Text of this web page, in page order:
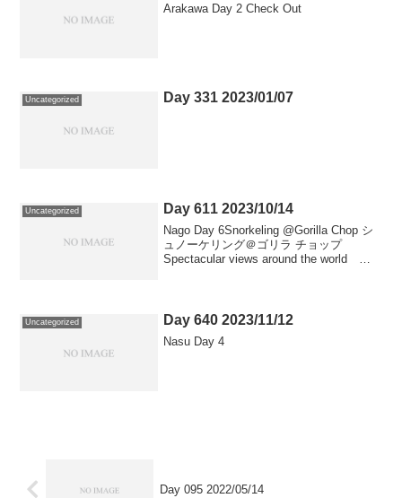
Arakawa Day 2 Check Out
Uncategorized Day 331 2023/01/07
Uncategorized Day 611 2023/10/14
Nago Day 6Snorkeling @Gorilla Chop シ
ュノーケリング＠ゴリラ チョップ
Spectacular views around the world
Uncategorized Day 640 2023/11/12
Nasu Day 4
Day 095 2022/05/14